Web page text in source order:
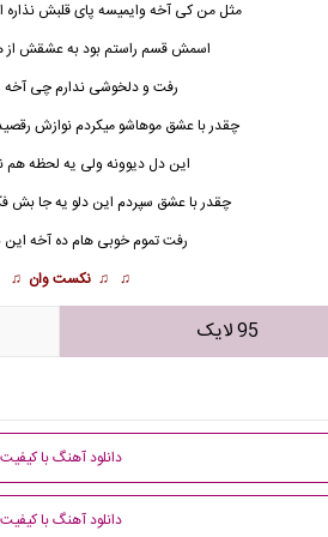
مثل من کی آخه وایمیسه پای قلبش
اسمش قسم راستم بود به عشقش از
رفت و دلخوشی ندارم چی آخه
چقدر با عشق موهاشو میکردمنوازش
این دل دیوونه ولی یه لحظه
چقدر با عشق سپردم این دلو یه جا بش
رفت تموم خوبی هام ده آخه این
♫ ♫ نکست وان ♫
95 لایک
دانلود آهنگ با کیفیت
دانلود آهنگ با کیفیت